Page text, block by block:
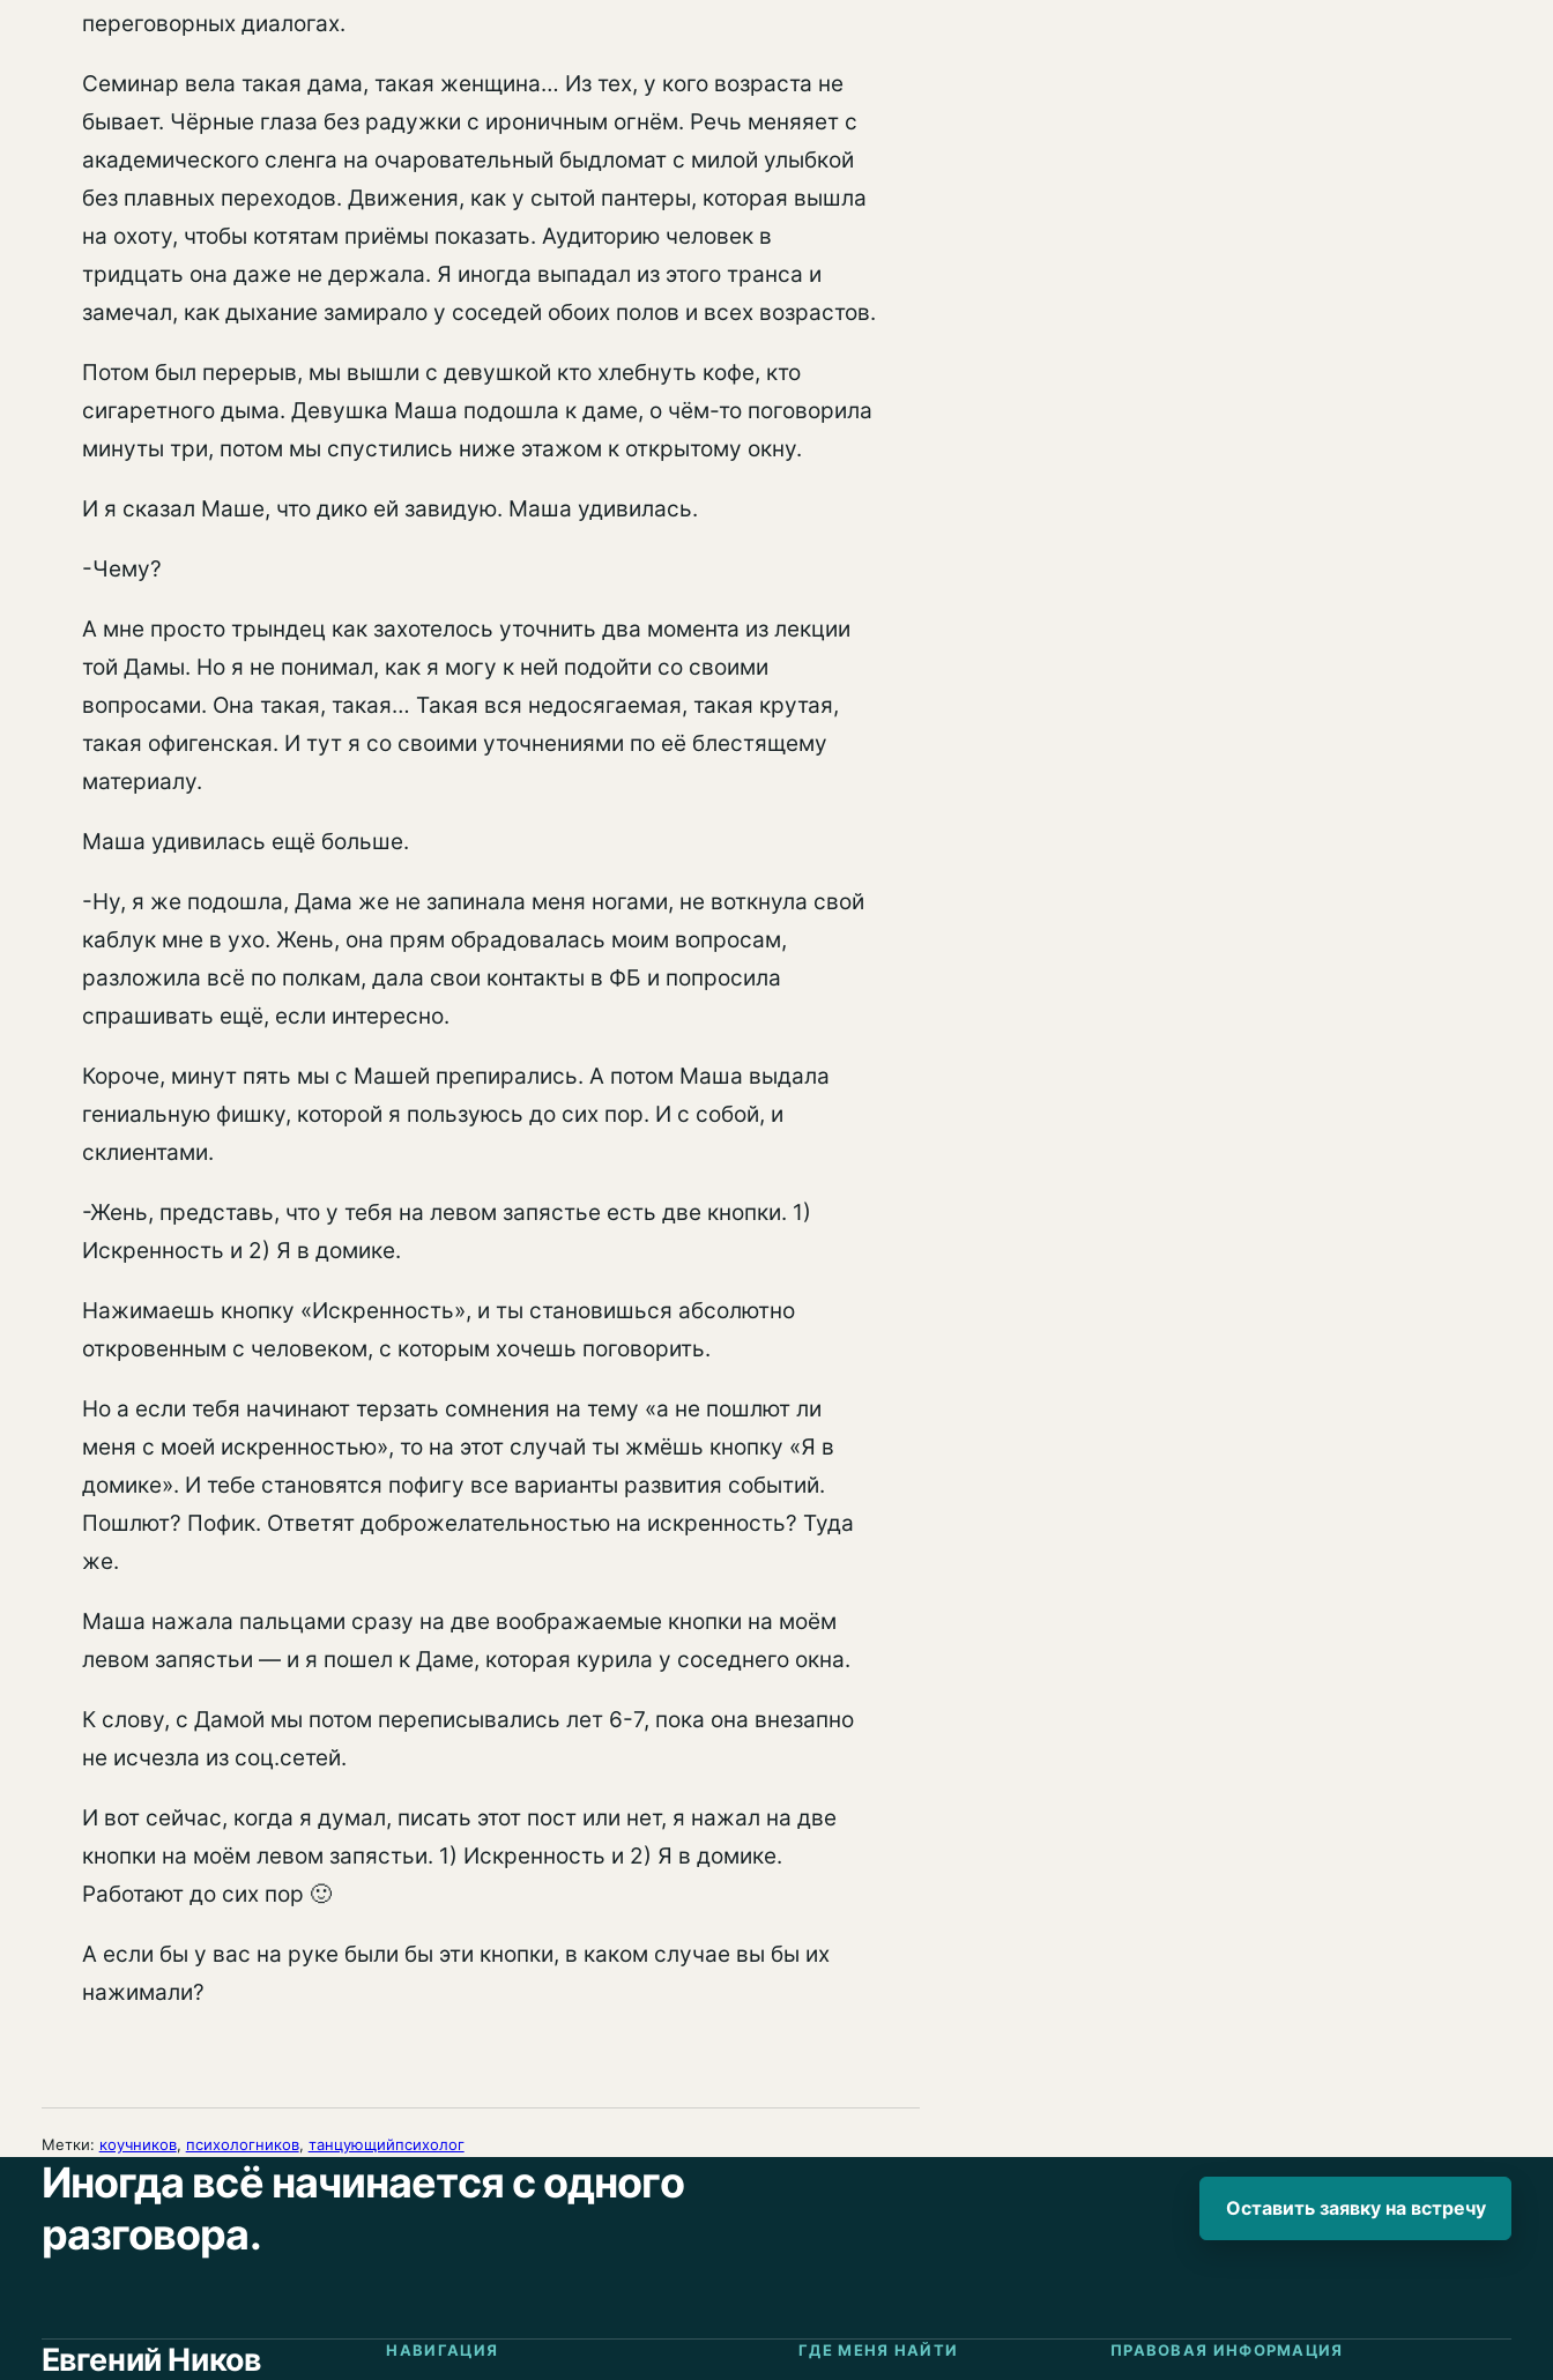
переговорных диалогах.
Семинар вела такая дама, такая женщина… Из тех, у кого возраста не
бывает. Чёрные глаза без радужки с ироничным огнём. Речь меняяет с
академического сленга на очаровательный быдломат с милой улыбкой
без плавных переходов. Движения, как у сытой пантеры, которая вышла
на охоту, чтобы котятам приёмы показать. Аудиторию человек в
тридцать она даже не держала. Я иногда выпадал из этого транса и
замечал, как дыхание замирало у соседей обоих полов и всех возрастов.
Потом был перерыв, мы вышли с девушкой кто хлебнуть кофе, кто
сигаретного дыма. Девушка Маша подошла к даме, о чём-то поговорила
минуты три, потом мы спустились ниже этажом к открытому окну.
И я сказал Маше, что дико ей завидую. Маша удивилась.
-Чему?
А мне просто трындец как захотелось уточнить два момента из лекции
той Дамы. Но я не понимал, как я могу к ней подойти со своими
вопросами. Она такая, такая… Такая вся недосягаемая, такая крутая,
такая офигенская. И тут я со своими уточнениями по её блестящему
материалу.
Маша удивилась ещё больше.
-Ну, я же подошла, Дама же не запинала меня ногами, не воткнула свой
каблук мне в ухо. Жень, она прям обрадовалась моим вопросам,
разложила всё по полкам, дала свои контакты в ФБ и попросила
спрашивать ещё, если интересно.
Короче, минут пять мы с Машей препирались. А потом Маша выдала
гениальную фишку, которой я пользуюсь до сих пор. И с собой, и
склиентами.
-Жень, представь, что у тебя на левом запястье есть две кнопки. 1)
Искренность и 2) Я в домике.
Нажимаешь кнопку «Искренность», и ты становишься абсолютно
откровенным с человеком, с которым хочешь поговорить.
Но а если тебя начинают терзать сомнения на тему «а не пошлют ли
меня с моей искренностью», то на этот случай ты жмёшь кнопку «Я в
домике». И тебе становятся пофигу все варианты развития событий.
Пошлют? Пофик. Ответят доброжелательностью на искренность? Туда
же.
Маша нажала пальцами сразу на две воображаемые кнопки на моём
левом запястьи — и я пошел к Даме, которая курила у соседнего окна.
К слову, с Дамой мы потом переписывались лет 6-7, пока она внезапно
не исчезла из соц.сетей.
И вот сейчас, когда я думал, писать этот пост или нет, я нажал на две
кнопки на моём левом запястьи. 1) Искренность и 2) Я в домике.
Работают до сих пор 🙂
А если бы у вас на руке были бы эти кнопки, в каком случае вы бы их
нажимали?
Метки: коучников, психологников, танцующийпсихолог
Иногда всё начинается с одного
разговора.
Оставить заявку на встречу
Евгений Ников НАВИГАЦИЯ ГДЕ МЕНЯ НАЙТИ ПРАВОВАЯ ИНФОРМАЦИЯ